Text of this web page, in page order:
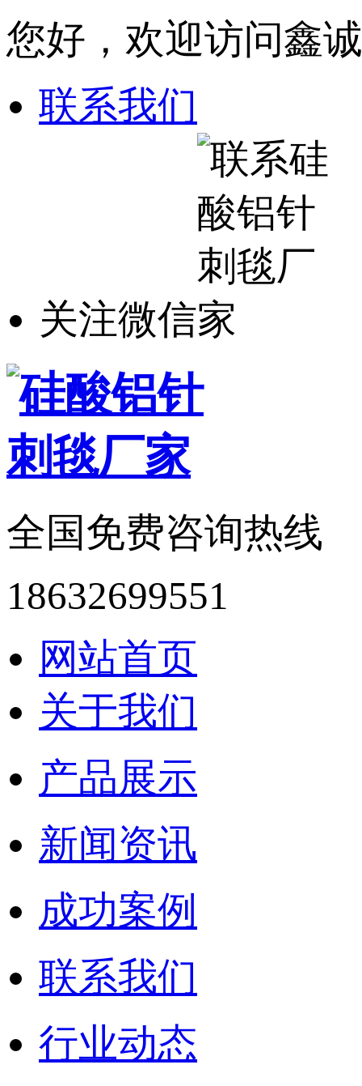
您好，欢迎访问鑫
联系我们
关注微信
全国免费咨询热线
18632699551
网站首页
关于我们
产品展示
新闻资讯
成功案例
联系我们
行业动态